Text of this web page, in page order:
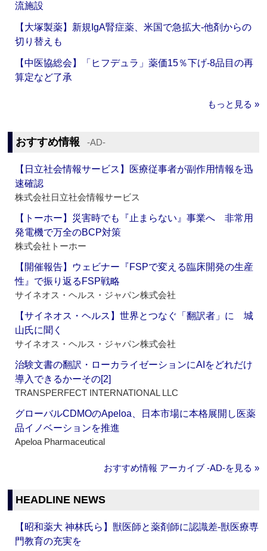
流施設
【大塚製薬】新規IgA腎症薬、米国で急拡大‐他剤からの
切り替えも
【中医協総会】「ヒフデュラ」薬価15％下げ‐8品目の再
算定など了承
もっと見る »
おすすめ情報 ‐AD‐
【日立社会情報サービス】医療従事者が副作用情報を迅
速確認
株式会社日立社会情報サービス
【トーホー】災害時でも『止まらない』事業へ 非常用
発電機で万全のBCP対策
株式会社トーホー
【開催報告】ウェビナー『FSPで変える臨床開発の生産
性』で振り返るFSP戦略
サイネオス・ヘルス・ジャパン株式会社
【サイネオス・ヘルス】世界とつなぐ「翻訳者」に 城
山氏に聞く
サイネオス・ヘルス・ジャパン株式会社
治験文書の翻訳・ローカライゼーションにAIをどれだけ
導入できるかーその[2]
TRANSPERFECT INTERNATIONAL LLC
グローバルCDMOのApeloa、日本市場に本格展開し医薬
品イノベーションを推進
Apeloa Pharmaceutical
おすすめ情報 アーカイブ ‐AD‐を見る »
HEADLINE NEWS
【昭和薬大 神林氏ら】獣医師と薬剤師に認識差‐獣医療専
門教育の充実を